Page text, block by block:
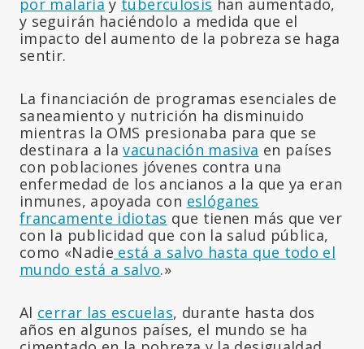
y seguirán haciéndolo a medida que el
impacto del aumento de la pobreza se haga
sentir.
La financiación de programas esenciales de
saneamiento y nutrición ha disminuido
mientras la OMS presionaba para que se
destinara a lavacunación masiva en países
con poblaciones jóvenes contra una
enfermedad de los ancianos a la que ya eran
inmunes, apoyada con eslóganes
francamente idiotas que tienen más que ver
con la publicidad que con la salud pública,
como «Nadie está a salvo hasta que todo el
mundo está a salvo.»
Al cerrar las escuelas, durante hasta dos
años en algunos países, el mundo se ha